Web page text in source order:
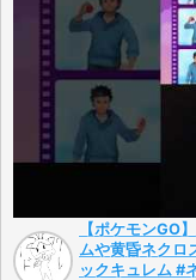
【ポケモンGO
ムや黄昏ネクロ
ックキュレム #